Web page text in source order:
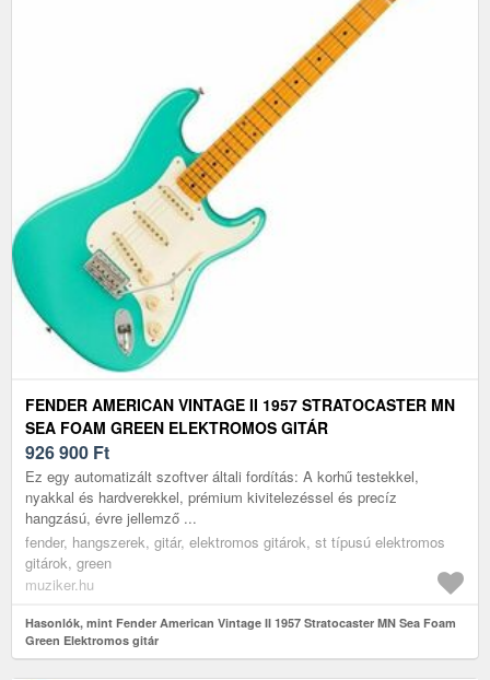
FENDER AMERICAN VINTAGE II 1957 STRATOCASTER MN
SEA FOAM GREEN ELEKTROMOS GITÁR
926 900 Ft
Ez egy automatizált szoftver általi fordítás: A korhű testekkel,
nyakkal és hardverekkel, prémium kivitelezéssel és precíz
hangzású, évre jellemző ...
fender, hangszerek, gitár, elektromos gitárok, st típusú elektromos
gitárok, green
muziker.hu
Hasonlók, mint Fender American Vintage II 1957 Stratocaster MN Sea Foam
Green Elektromos gitár